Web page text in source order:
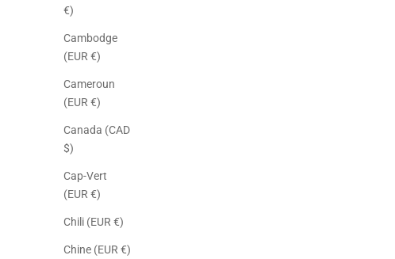
€)
Cambodge
(EUR €)
Cameroun
(EUR €)
Canada (CAD
$)
Cap-Vert
(EUR €)
Chili (EUR €)
Chine (EUR €)